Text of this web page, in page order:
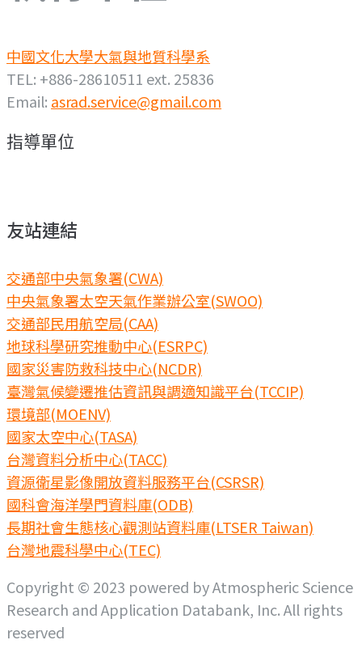
中國文化大學大氣與地質科學系
TEL: +886-28610511 ext. 25836
Email: asrad.service@gmail.com
指導單位
友站連結
交通部中央氣象署(CWA)
中央氣象署太空天氣作業辦公室(SWOO)
交通部民用航空局(CAA)
地球科學研究推動中心(ESRPC)
國家災害防救科技中心(NCDR)
臺灣氣候變遷推估資訊與調適知識平台(TCCIP)
環境部(MOENV)
國家太空中心(TASA)
台灣資料分析中心(TACC)
資源衛星影像開放資料服務平台(CSRSR)
國科會海洋學門資料庫(ODB)
長期社會生態核心觀測站資料庫(LTSER Taiwan)
台灣地震科學中心(TEC)
Copyright © 2023 powered by Atmospheric Science
Research and Application Databank, Inc. All rights
reserved